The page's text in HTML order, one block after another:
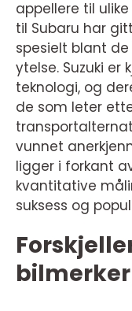
appellere til
til Subaru har
spesielt blant
ytelse. Suzuki
teknologi, og
de som leter
vunnet
ligger i forkant
kvantitative
suksess og
bilmerker